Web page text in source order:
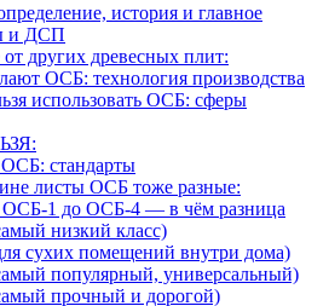
история и главное
и ДСП
других древесных плит:
ОСБ: технология производства
использовать ОСБ: сферы
стандарты
листы ОСБ тоже разные:
1 до ОСБ-4 — в чём разница
низкий класс)
сухих помещений внутри дома)
популярный, универсальный)
прочный и дорогой)